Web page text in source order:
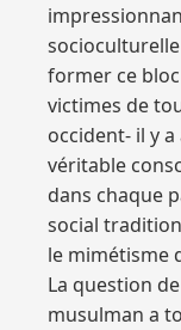
former ce
victimes de
occident- il y a
véritable
dans chaque
social
le mimétisme
La question
musulman a